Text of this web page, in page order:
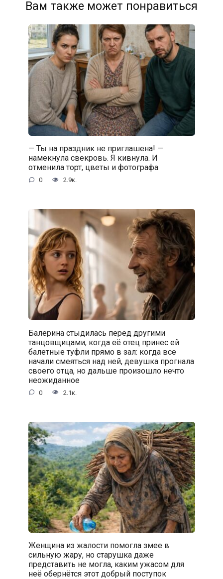
Вам также может понравиться
— Ты на праздник не приглашена! —
намекнула свекровь. Я кивнула. И
отменила торт, цветы и фотографа
0 2.9к.
Балерина стыдилась перед другими
танцовщицами, когда её отец принес ей
балетные туфли прямо в зал: когда все
начали смеяться над ней, девушка прогнала
своего отца, но дальше произошло нечто
неожиданное
0 2.1к.
Женщина из жалости помогла змее в
сильную жару, но старушка даже
представить не могла, каким ужасом для
неё обернётся этот добрый поступок